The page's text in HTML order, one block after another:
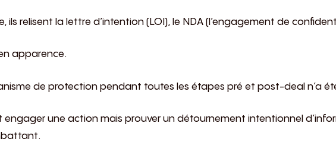
ils relisent la lettre d’intention (LOI), le NDA (l’engagement de
apparence.
de protection pendant toutes les étapes pré et post-deal n’a
engager une action mais prouver un détournement intentionnel